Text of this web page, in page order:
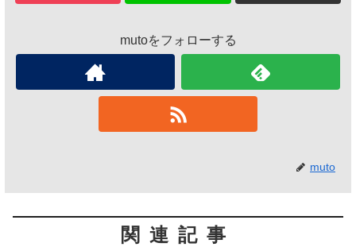
mutoをフォローする
muto
関連記事